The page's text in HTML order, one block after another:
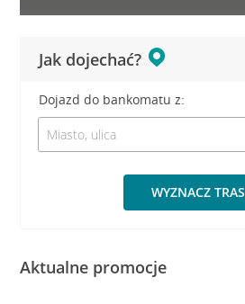
Jak dojechać?
Dojazd do bankomatu z:
WYZNACZ
Aktualne promocje